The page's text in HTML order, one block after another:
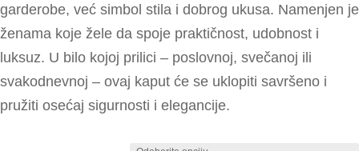
garderobe, već simbol stila i dobrog ukusa. Namenjen je
ženama koje žele da spoje praktičnost, udobnost i
luksuz. U bilo kojoj prilici – poslovnoj, svečanoj ili
svakodnevnoj – ovaj kaput će se uklopiti savršeno i
pružiti osećaj sigurnosti i elegancije.